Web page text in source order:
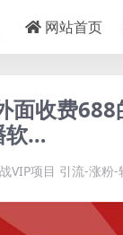
网站首页
面收费
软…
VIP项目 引流-涨粉-